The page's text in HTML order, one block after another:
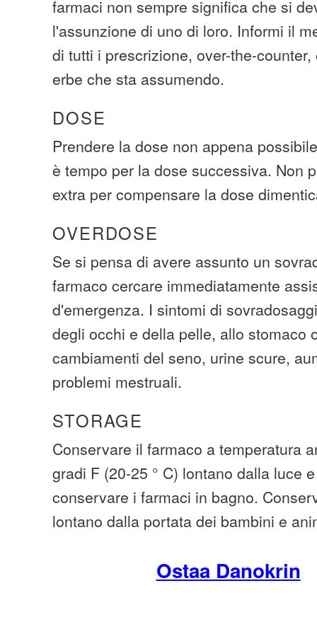
farmaci non sempre significa che si
l'assunzione di uno di loro. Informi il
di tutti i prescrizione, over-the-
erbe che sta assumendo.
DOSE
Prendere la dose non appena
è tempo per la dose successiva. Non
extra per compensare la dose
OVERDOSE
Se si pensa di avere assunto un
farmaco cercare immediatamente
d'emergenza. I sintomi di
degli occhi e della pelle, allo stomaco
cambiamenti del seno, urine scure,
problemi mestruali.
STORAGE
Conservare il farmaco a temperatura
gradi F (20-25 ° C) lontano dalla luce
conservare i farmaci in bagno.
lontano dalla portata dei bambini e
Ostaa Danokrin